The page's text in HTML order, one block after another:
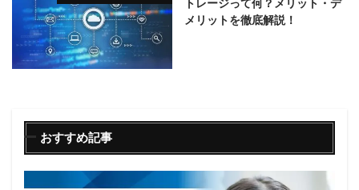
トレージって何？メリット・デ
メリットを徹底解説！
おすすめ記事